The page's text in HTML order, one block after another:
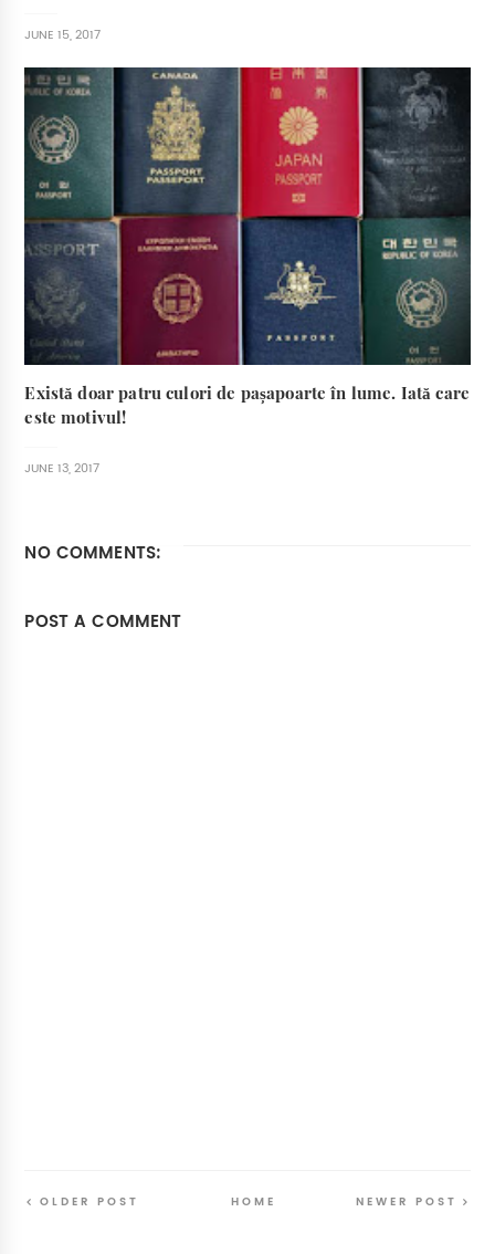
JUNE 15, 2017
Există doar patru culori de pașapoarte în lume. Iată care
este motivul!
JUNE 13, 2017
NO COMMENTS:
POST A COMMENT
NEWER POST
OLDER POST HOME